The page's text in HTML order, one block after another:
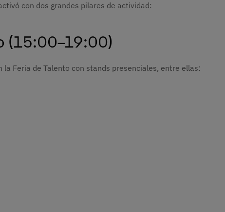
con dos grandes pilares de actividad:
(15:00–19:00)
Feria de Talento con stands presenciales, entre ellas: